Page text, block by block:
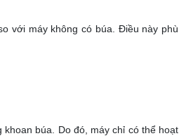
với máy không có búa. Điều này phù
búa. Do đó, máy chỉ có thể hoạt